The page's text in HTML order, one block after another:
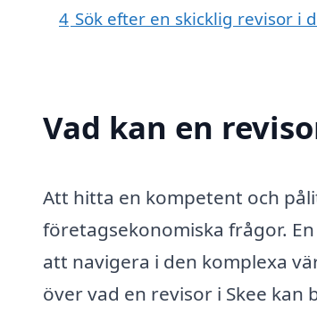
4 Sök efter en skicklig revisor i
Vad kan en
Att hitta en kompetent och
företagsekonomiska frågor.
att navigera i den komplexa
över vad en revisor i Skee